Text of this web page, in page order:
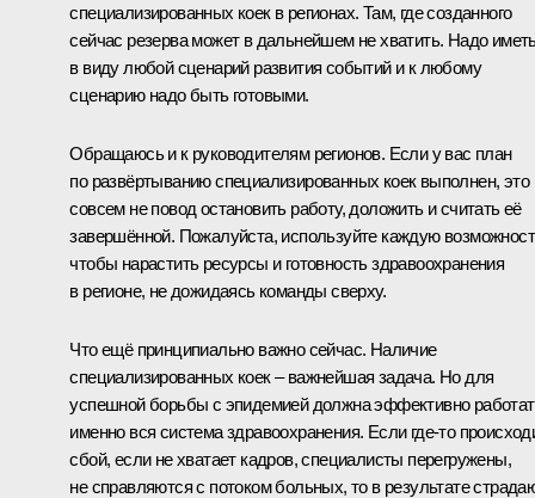
специализированных коек в регионах. Там, где созданного
сейчас резерва может в дальнейшем не хватить. Надо
в виду любой сценарий развития событий и к любому
сценарию надо быть готовыми.
Обращаюсь и к руководителям регионов. Если у вас план
по развёртыванию специализированных коек выполнен, это
совсем не повод остановить работу, доложить и считать её
завершённой. Пожалуйста, используйте каждую
чтобы нарастить ресурсы и готовность здравоохранения
в регионе, не дожидаясь команды сверху.
Что ещё принципиально важно сейчас. Наличие
специализированных коек – важнейшая задача. Но для
успешной борьбы с эпидемией должна эффективно
именно вся система здравоохранения. Если где-то
сбой, если не хватает кадров, специалисты перегружены,
не справляются с потоком больных, то в результате